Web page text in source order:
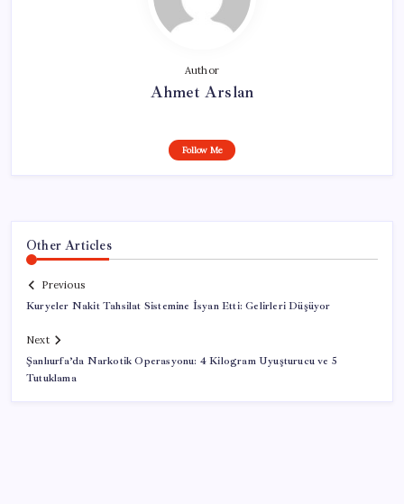
Author
Ahmet Arslan
Follow Me
Other Articles
Previous
Kuryeler Nakit Tahsilat Sistemine İsyan Etti: Gelirleri Düşüyor
Next
Şanlıurfa’da Narkotik Operasyonu: 4 Kilogram Uyuşturucu ve 5
Tutuklama